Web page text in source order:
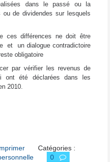
dans le passé ou la
ou de dividendes sur lesquels
ces différences ne doit être
et un dialogue contradictoire
obligatoire
par vérifier les revenus de
ont été déclarées dans les
2010.
Catégories :
0